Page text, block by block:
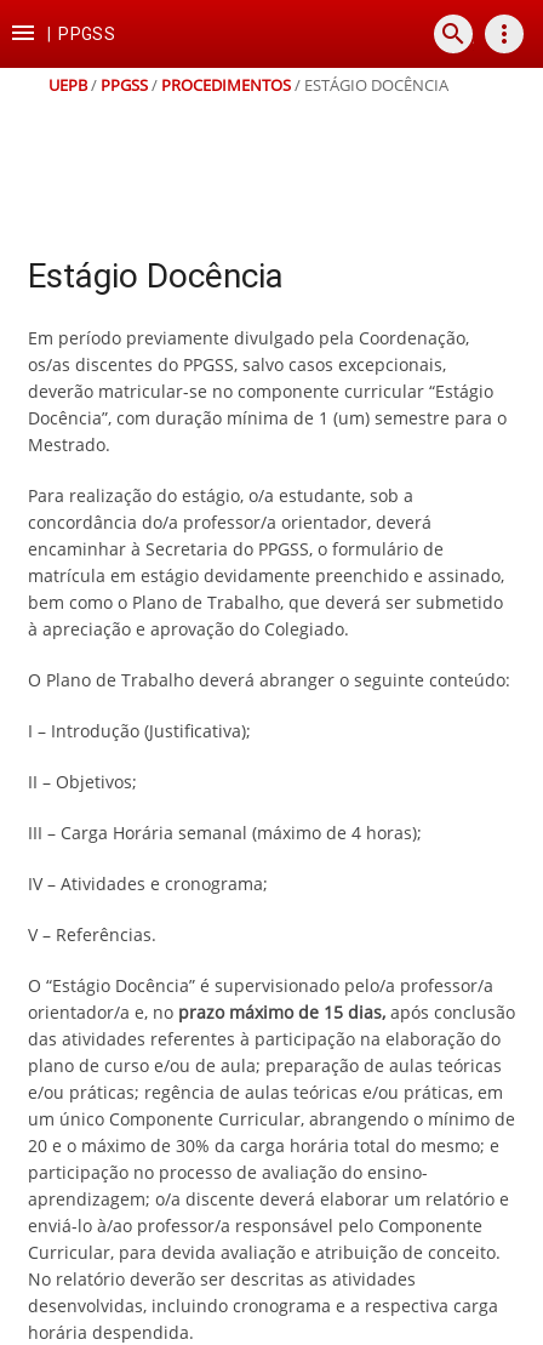
para
conteúdo
para
para
para
rodapé
 PPGSS search more_vert
UEPB/ PPGSS/ PROCEDIMENTOS/ ESTÁGIO DOCÊNCIA
Estágio Docência
Em período previamente divulgado pela Coordenação,
os/as discentes do PPGSS, salvo casos excepcionais,
deverão matricular-se no componente curricular “Estágio
Docência”, com duração mínima de 1 (um) semestre para o
Mestrado.
Para realização do estágio, o/a estudante, sob a
concordância do/a professor/a orientador, deverá
encaminhar à Secretaria do PPGSS, o formulário de
matrícula em estágio devidamente preenchido e assinado,
bem como o Plano de Trabalho, que deverá ser submetido
à apreciação e aprovação do Colegiado.
O Plano de Trabalho deverá abranger o seguinte conteúdo:
I – Introdução (Justificativa);
II – Objetivos;
III – Carga Horária semanal (máximo de 4 horas);
IV – Atividades e cronograma;
V – Referências.
O “Estágio Docência” é supervisionado pelo/a professor/a
orientador/a e, no prazo máximo de 15 dias, após conclusão
das atividades referentes à participação na elaboração do
plano de curso e/ou de aula; preparação de aulas teóricas
e/ou práticas; regência de aulas teóricas e/ou práticas, em
um único Componente Curricular, abrangendo o mínimo de
20 e o máximo de 30% da carga horária total do mesmo; e
participação no processo de avaliação do ensino-
aprendizagem; o/a discente deverá elaborar um relatório e
enviá-lo à/ao professor/a responsável pelo Componente
Curricular, para devida avaliação e atribuição de conceito.
No relatório deverão ser descritas as atividades
desenvolvidas, incluindo cronograma e a respectiva carga
horária despendida.